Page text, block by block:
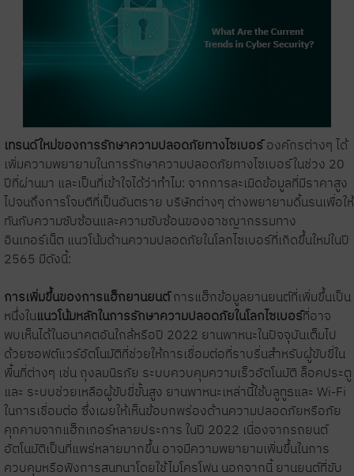
เทรนด์ใหม่ของการรักษาความปลอดภัยทางไซเบอร์องค์กรต่างๆ ได้
เพิ่มความพยายามในการรักษาความปลอดภัยทางไซเบอร์ในช่วง 20
ปีที่ผ่านมา และเป็นที่เข้าใจได้ว่าทำไม: จากการละเมิดข้อมูลที่มีราคาสูง
ไปจนถึงการโจมตีที่เป็นอันตราย บริษัทต่างๆ ต่างพยายามดิ้นรนเพื่อให้
ทันกับความซับซ้อนและความซับซ้อนของอาชญากรรมทาง
อินเทอร์เน็ต แนวโน้มด้านความปลอดภัยในโลกไซเบอร์ที่เกิดขึ้นใหม่ในปี
2565 มีดังนี้:
การเพิ่มขึ้นของการแฮ็กยานยนต์การแฮ็กข้อมูลยานยนต์ที่เพิ่มขึ้นเป็น
หนึ่งในแนวโน้มหลักในการรักษาความปลอดภัยในโลกไซเบอร์ที่อาจ
พบเห็นได้ในอนาคตอันใกล้หรือปี 2022 ยานพาหนะในปัจจุบันเต็มไป
ด้วยซอฟต์แวร์อัตโนมัติที่ช่วยให้การเชื่อมต่อที่ราบรื่นสำหรับผู้ขับขี่ใน
พื้นที่ต่างๆ เช่น ถุงลมนิรภัย ระบบควบคุมความเร็วอัตโนมัติ ล็อคประตู
และ ระบบช่วยเหลือผู้ขับขี่ขั้นสูง ยานพาหนะเหล่านี้ใช้บลูทูธและ Wi-Fi
ในการเชื่อมต่อ ซึ่งเผยให้เห็นข้อบกพร่องด้านความปลอดภัยหรือภัย
คุกคามจากแฮ็กเกอร์หลายประการ ในปี 2022 เนื่องจากรถยนต์
อัตโนมัติเป็นที่แพร่หลายมากขึ้น อาจมีความพยายามเพิ่มขึ้นในการ
ควบคุมหรือฟังการสนทนาโดยใช้ไมโครโฟน นอกจากนี้ ยานยนต์ที่ขับ